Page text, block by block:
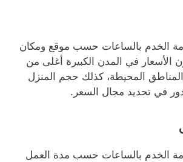
الخدم بالساعات حسب موقع ومكان
الأسعار في المدن الكبيرة أغلى من
المحيطة، كذلك حجم المنزل
في تحديد مجال السعر.
الخدم بالساعات حسب مدة العمل